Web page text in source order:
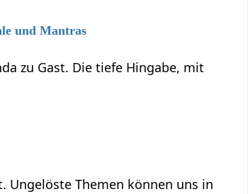
und Mantras
zu Gast. Die tiefe Hingabe, mit
Ungelöste Themen können uns in